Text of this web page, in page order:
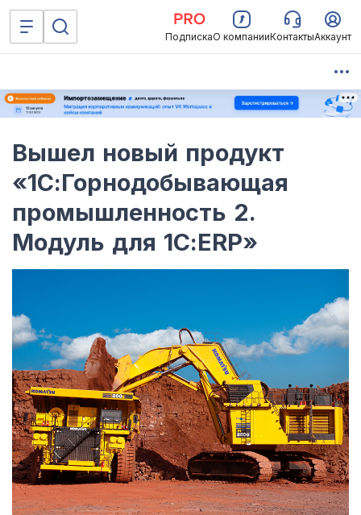
ПодпискаО компанииКонтактыАккаунт
Вышел новый продукт
«1С:Горнодобывающая
промышленность 2.
Модуль для 1С:ERP»